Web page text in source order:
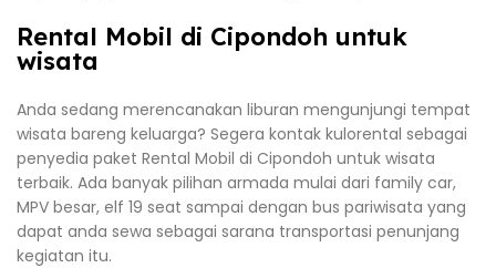
Rental Mobil di Cipondoh untuk
wisata
Anda sedang merencanakan liburan mengunjungi tempat
wisata bareng keluarga? Segera kontak kulorental sebagai
penyedia paket Rental Mobil di Cipondoh untuk wisata
terbaik. Ada banyak pilihan armada mulai dari family car,
MPV besar, elf 19 seat sampai dengan bus pariwisata yang
dapat anda sewa sebagai sarana transportasi penunjang
kegiatan itu.